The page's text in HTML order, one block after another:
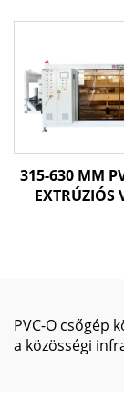
315-630 MM
EXTRÚZIÓS
PVC-O csőgép
a közösségi